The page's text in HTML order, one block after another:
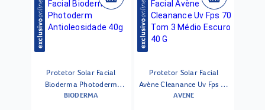
Protetor Solar Facial
Bioderma Photoderm
Antioleosidade 40g
BIODERMA
Protetor Solar Facial
Avène Cleanance Uv Fps 70
Tom 3 Médio Escuro 40 G
AVENE